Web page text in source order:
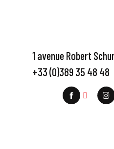
1 avenue Robert
+33 (0)389 35 48 48